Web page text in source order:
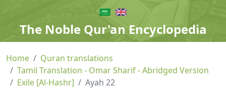
The Noble Qur'an Encyclopedia
Home
Quran translations
Tamil Translation - Omar Sharif - Abridged Version
Exile [Al-Hashr]
Ayah 22